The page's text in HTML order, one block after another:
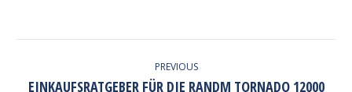
PREVIOUS
EINKAUFSRATGEBER FÜR DIE RANDM TORNADO 12000